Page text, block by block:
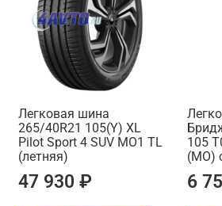
Легковая шина
265/40R21 105(Y) XL
Pilot Sport 4 SUV MO1 TL
(летняя)
47 930 ₽
105
(MO)
6